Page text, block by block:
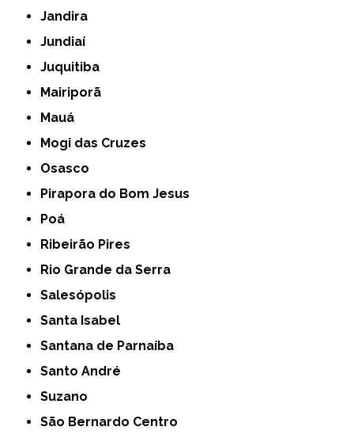
Jandira
Jundiaí
Juquitiba
Mairiporã
Mauá
Mogi das Cruzes
Osasco
Pirapora do Bom Jesus
Poá
Ribeirão Pires
Rio Grande da Serra
Salesópolis
Santa Isabel
Santana de Parnaíba
Santo André
Suzano
São Bernardo Centro